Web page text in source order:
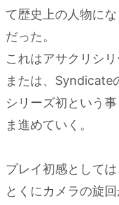
Tips
4.
バ
グリ
ッチ
て歴史上の人物に
だった。
これはアサクリシ
または、Syndicate
シリーズ初という
ま進めていく。
プレイ初感として
とくにカメラの旋